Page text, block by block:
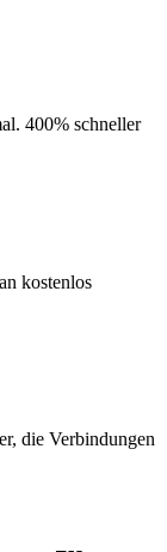
400% schneller
kostenlos
die Verbindungen